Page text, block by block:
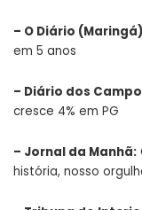
– O Diário (Maringá)
em 5 anos
– Diário dos
cresce 4% em PG
– Jornal da Manhã:
história, nosso